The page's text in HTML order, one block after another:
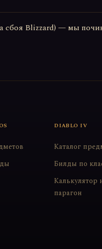
сбоя Blizzard) — мы
DIABLO IV
Каталог
Билды по
Калькулятор
парагон